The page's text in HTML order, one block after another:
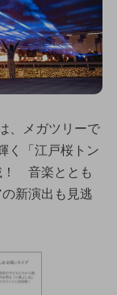
、メガツリーで
く「江戸桜トン
！ 音楽ととも
新演出も見逃